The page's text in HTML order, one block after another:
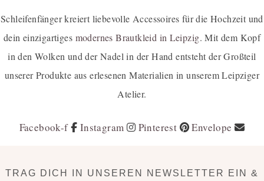
Schleifenfänger kreiert liebevolle Accessoires für die Hochzeit und
dein einzigartiges modernes Brautkleid in Leipzig. Mit dem Kopf
in den Wolken und der Nadel in der Hand entsteht der Großteil
unserer Produkte aus erlesenen Materialien in unserem Leipziger
Atelier.
Facebook-f Instagram Pinterest Envelope
TRAG DICH IN UNSEREN NEWSLETTER EIN &